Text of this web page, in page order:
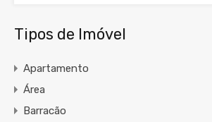
Tipos de Imóvel
Apartamento
Área
Barracão